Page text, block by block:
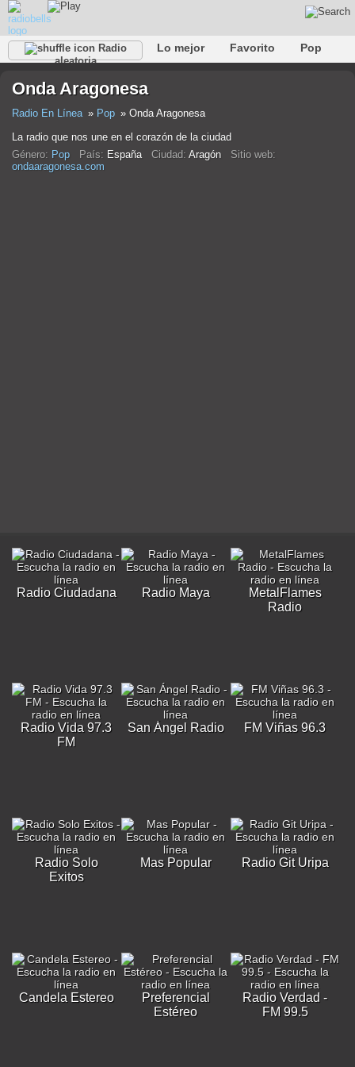
Radio
aleatoria
Lo mejor Favorito
Pop
Rap
Trans Falk
Onda Aragonesa
Radio En Línea Pop
Onda Aragonesa
La radio que nos une en el corazón de la ciudad
Género: Pop País: España Ciudad: Aragón Sitio web:
ondaaragonesa.com
Radio Ciudadana Radio Maya
MetalFlames
Radio
Radio Vida 97.3
FM
San Ángel Radio FM Viñas 96.3
Radio Solo
Exitos
Mas Popular Radio Git Uripa
Candela Estereo
Preferencial
Estéreo
Radio Verdad -
FM 99.5